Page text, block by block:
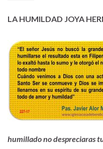
LA HUMILDAD JOYA
humillado no despreciaras